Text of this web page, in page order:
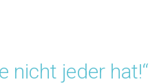
nicht jeder hat!“